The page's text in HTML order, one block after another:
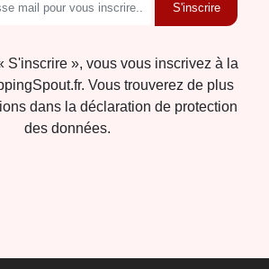
S'inscrire
S'inscrire », vous vous inscrivez à la
Vous trouverez de plus
dans la déclaration de protection
des données.